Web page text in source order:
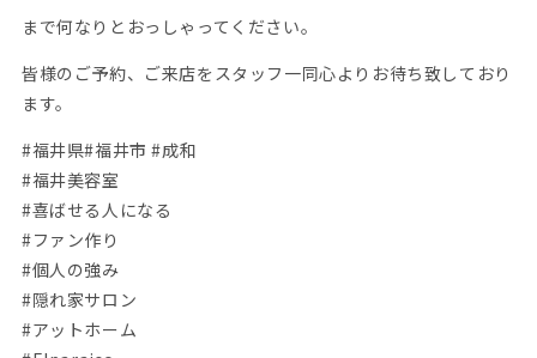
まで何なりとおっしゃってください。
皆様のご予約、ご来店をスタッフ一同心よりお待ち致しており
ます。
#福井県#福井市 #成和
#福井美容室
#喜ばせる人になる
#ファン作り
#個人の強み
#隠れ家サロン
#アットホーム